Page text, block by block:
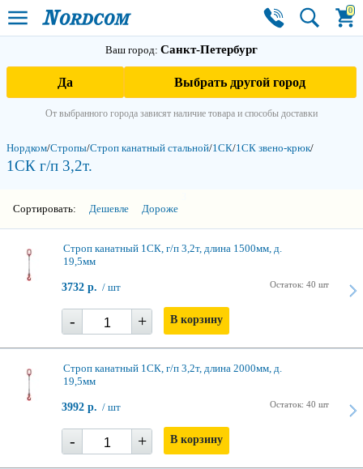
0
Ваш город: Санкт-Петербург
Да Выбрать другой город
От выбранного города зависят наличие товара и способы доставки
Нордком/Стропы/Строп канатный стальной/1СК/1СК звено-крюк/
1СК г/п 3,2т.
Сортировать: Дешевле Дороже
Строп канатный 1СК, г/п 3,2т, длина 1500мм, д.
19,5мм
Остаток: 40 шт
3732 р. / шт
- + В корзину
Строп канатный 1СК, г/п 3,2т, длина 2000мм, д.
19,5мм
Остаток: 40 шт
3992 р. / шт
- + В корзину